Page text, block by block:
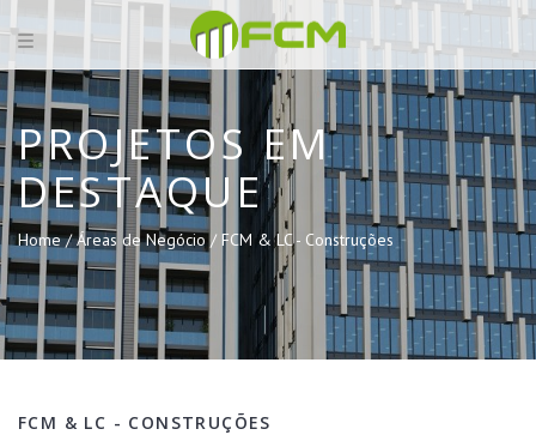
PROJETOS EM
DESTAQUE
Home /Áreas de Negócio / FCM & LC - Construções
FCM & LC - CONSTRUÇÕES